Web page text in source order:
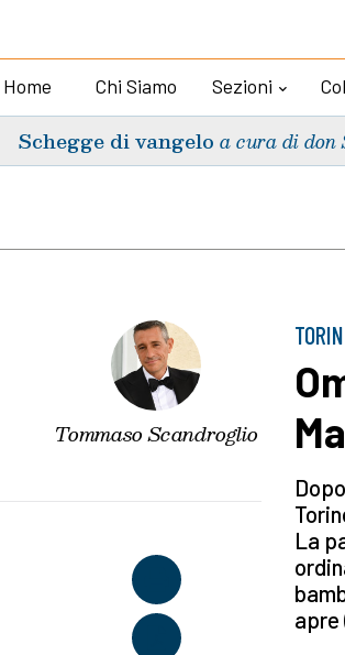
Home Chi Siamo Sezioni
Schegge di vangelo a cura di don
Tommaso Scandroglio
La
apre